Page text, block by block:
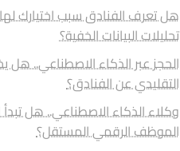
هل تعرف الفنادق سبب اختيارك
تحليلات البيانات الخفية؟
الحجز عبر الذكاء الاصطناعي.. هل
التقليدي عن الفنادق؟
وكلاء الذكاء الاصطناعي.. هل
الموظف الرقمي المستقل؟